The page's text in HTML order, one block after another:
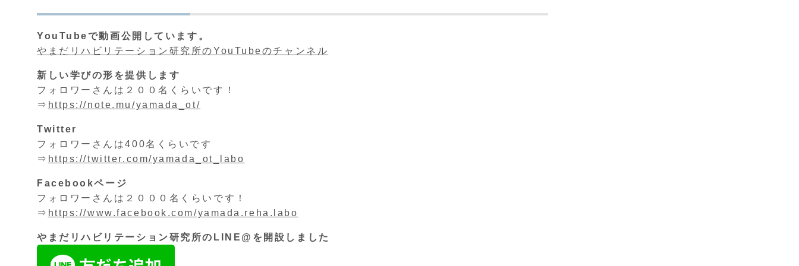
YouTubeで動画公開しています。
やまだリハビリテーション研究所のYouTubeのチャンネル
新しい学びの形を提供します
フォロワーさんは２００名くらいです！
⇒ https://note.mu/yamada_ot/
Twitter
フォロワーさんは400名くらいです
⇒ https://twitter.com/yamada_ot_labo
Facebookページ
フォロワーさんは２０００名くらいです！
⇒ https://www.facebook.com/yamada.reha.labo
やまだリハビリテーション研究所のLINE@を開設しました